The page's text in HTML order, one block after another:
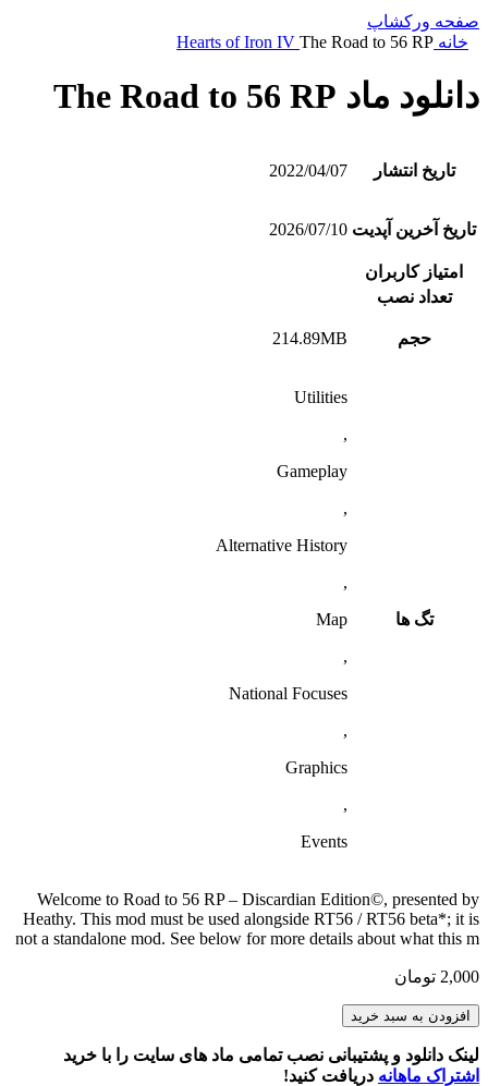
صفحه ورکشاپ
خانه
Hearts of Iron IV The Road to 56 RP
دانلود ماد The Road to 56 RP
تاریخ انتشار 2022/04/07
تاریخ آخرین آپدیت 2026/07/10
امتیاز کاربران
تعداد نصب
حجم 214.89MB
تگ ها
Utilities
,
Gameplay
,
Alternative History
,
Map
,
National Focuses
,
Graphics
,
Events
Welcome to Road to 56 RP – Discardian Edition©, presented by
Heathy. This mod must be used alongside RT56 / RT56 beta*; it is
not a standalone mod. See below for more details about what this m
2,000 تومان
The
Road
to
56
افزودن به سبد خرید
لینک دانلود و پشتیبانی نصب تمامی ماد های سایت را با خرید
اشتراک ماهانه دریافت کنید!